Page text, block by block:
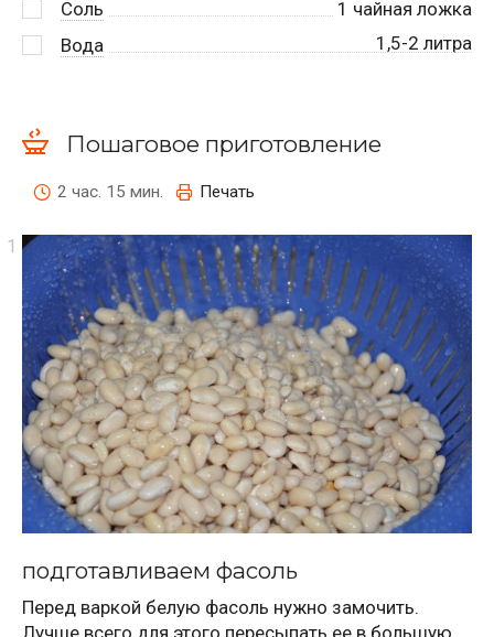
Соль
1 чайная ложка
Вода
1,5-2 литра
Пошаговое приготовление
2 час. 15 мин. Печать
подготавливаем фасоль
Перед варкой белую фасоль нужно замочить.